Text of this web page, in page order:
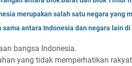
merupakan salah satu negara yang
sama antara Indonesia dan negara lain
bangsa Indonesia.
yang tidak memperhatikan